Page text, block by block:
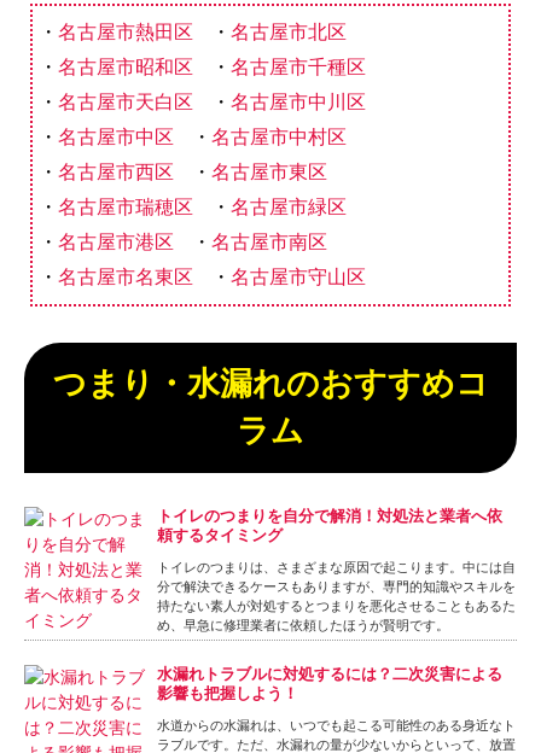
名古屋市熱田区
名古屋市北区
名古屋市昭和区
名古屋市千種区
名古屋市天白区
名古屋市中川区
名古屋市中区
名古屋市中村区
名古屋市西区
名古屋市東区
名古屋市瑞穂区
名古屋市緑区
名古屋市港区
名古屋市南区
名古屋市名東区
名古屋市守山区
つまり・水漏れのおすすめコ
ラム
トイレのつまりを自分で解消！対処法と業者へ依
頼するタイミング
トイレのつまりは、さまざまな原因で起こります。中には自
分で解決できるケースもありますが、専門的知識やスキルを
持たない素人が対処するとつまりを悪化させることもあるた
め、早急に修理業者に依頼したほうが賢明です。
水漏れトラブルに対処するには？二次災害による
影響も把握しよう！
水道からの水漏れは、いつでも起こる可能性のある身近なト
ラブルです。ただ、水漏れの量が少ないからといって、放置